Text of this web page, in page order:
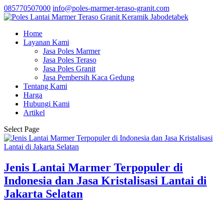
085770507000 info@poles-marmer-teraso-granit.com
Home
Layanan Kami
Jasa Poles Marmer
Jasa Poles Teraso
Jasa Poles Granit
Jasa Pembersih Kaca Gedung
Tentang Kami
Harga
Hubungi Kami
Artikel
Select Page
Jenis Lantai Marmer Terpopuler di
Indonesia dan Jasa Kristalisasi Lantai di
Jakarta Selatan